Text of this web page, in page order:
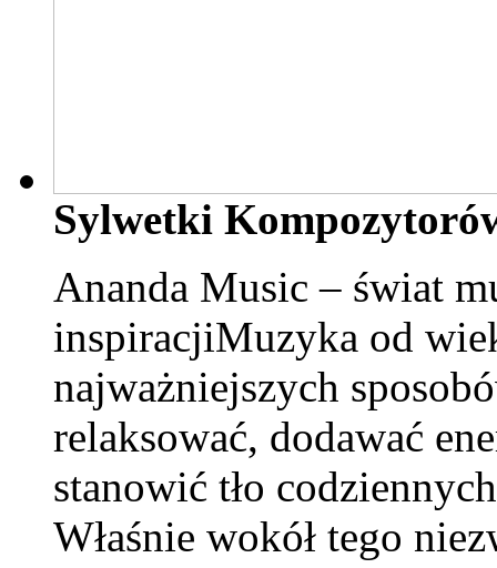
Sylwetki
Ananda Music – świat
inspiracjiMuzyka od
najważniejszych
relaksować, dodawać
stanowić tło
Właśnie wokół tego